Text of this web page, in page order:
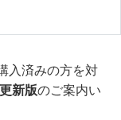
入済みの方を対
新版のご案内い